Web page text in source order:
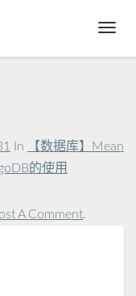
Toggle
In
【数据库】Mean
的使用
A Comment.